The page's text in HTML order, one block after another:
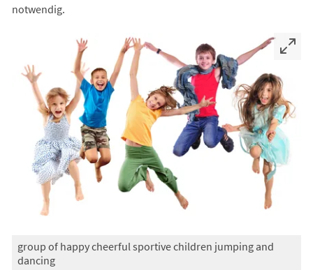
notwendig.
group of happy cheerful sportive children jumping and
dancing